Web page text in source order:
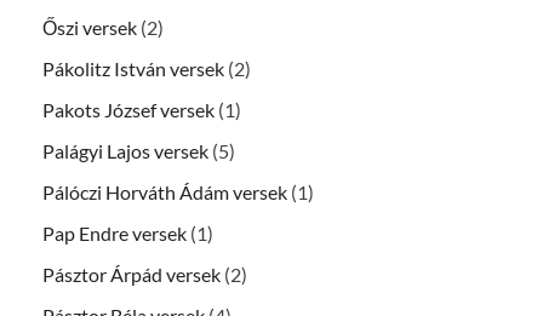
Őszi versek (2)
Pákolitz István versek (2)
Pakots József versek (1)
Palágyi Lajos versek (5)
Pálóczi Horváth Ádám versek (1)
Pap Endre versek (1)
Pásztor Árpád versek (2)